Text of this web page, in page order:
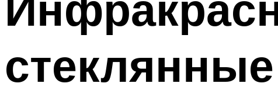
КРЫША
Меню